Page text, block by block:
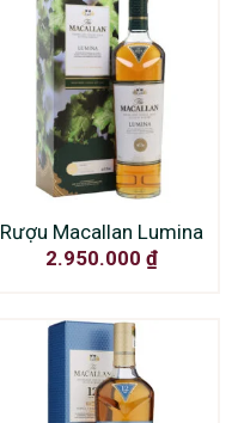
Rượu Macallan Lumina
2.950.000 ₫